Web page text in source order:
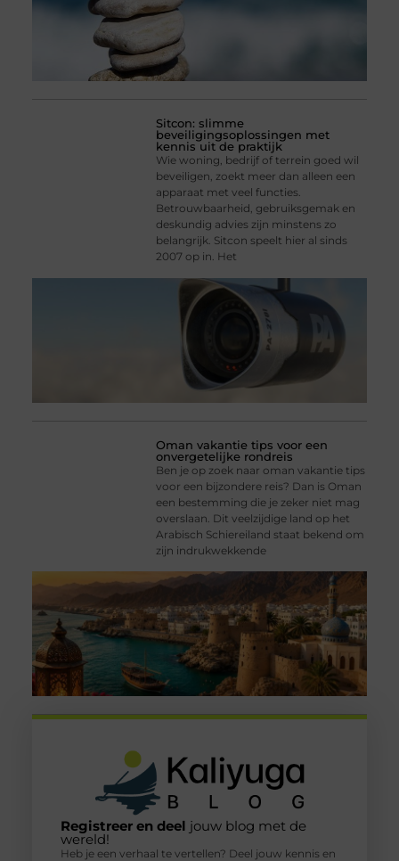
Sitcon: slimme
beveiligingsoplossingen met
kennis uit de praktijk
Wie woning, bedrijf of terrein goed wil
beveiligen, zoekt meer dan alleen een
apparaat met veel functies.
Betrouwbaarheid, gebruiksgemak en
deskundig advies zijn minstens zo
belangrijk. Sitcon speelt hier al sinds
2007 op in. Het
Oman vakantie tips voor een
onvergetelijke rondreis
Ben je op zoek naar oman vakantie tips
voor een bijzondere reis? Dan is Oman
een bestemming die je zeker niet mag
overslaan. Dit veelzijdige land op het
Arabisch Schiereiland staat bekend om
zijn indrukwekkende
Registreer en deel jouw blog met de
wereld!
Heb je een verhaal te vertellen? Deel jouw kennis en